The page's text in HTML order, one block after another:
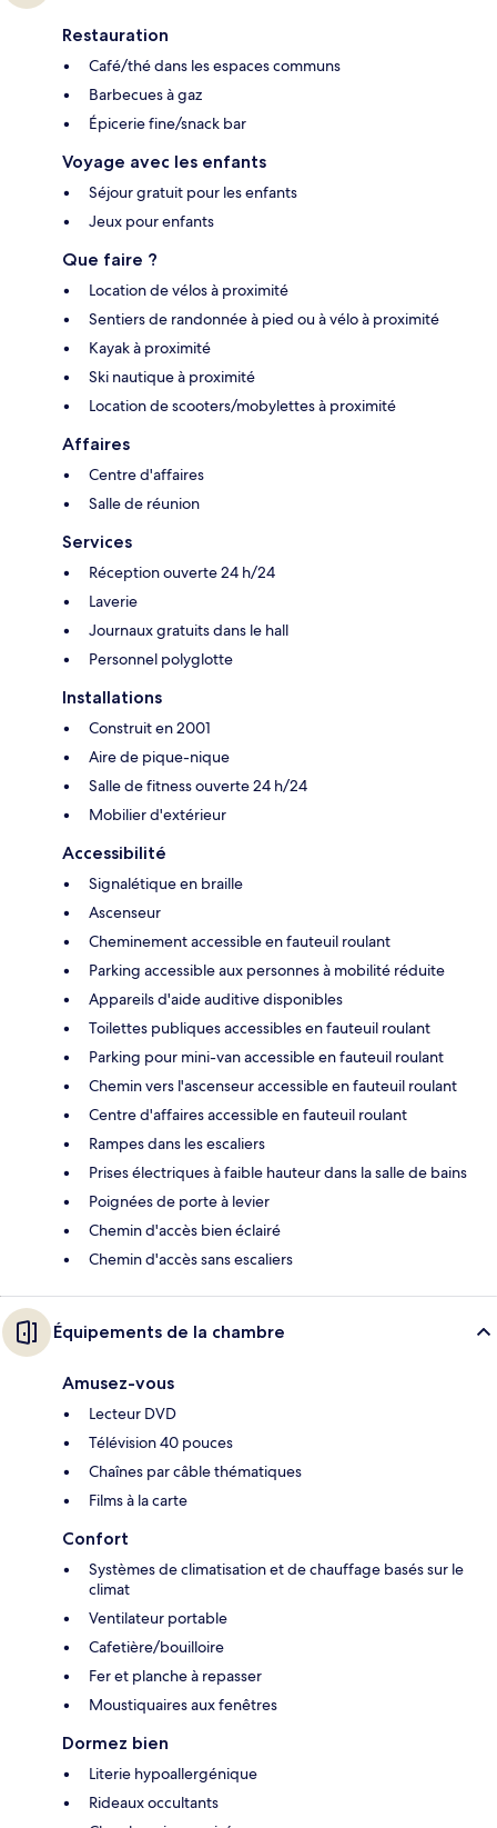
Restauration
Café/thé dans les espaces communs
Barbecues à gaz
Épicerie fine/snack bar
Voyage avec les enfants
Séjour gratuit pour les enfants
Jeux pour enfants
Que faire ?
Location de vélos à proximité
Sentiers de randonnée à pied ou à vélo à proximité
Kayak à proximité
Ski nautique à proximité
Location de scooters/mobylettes à proximité
Affaires
Centre d'affaires
Salle de réunion
Services
Réception ouverte 24 h/24
Laverie
Journaux gratuits dans le hall
Personnel polyglotte
Installations
Construit en 2001
Aire de pique-nique
Salle de fitness ouverte 24 h/24
Mobilier d'extérieur
Accessibilité
Signalétique en braille
Ascenseur
Cheminement accessible en fauteuil roulant
Parking accessible aux personnes à mobilité réduite
Appareils d'aide auditive disponibles
Toilettes publiques accessibles en fauteuil roulant
Parking pour mini-van accessible en fauteuil roulant
Chemin vers l'ascenseur accessible en fauteuil roulant
Centre d'affaires accessible en fauteuil roulant
Rampes dans les escaliers
Prises électriques à faible hauteur dans la salle de bains
Poignées de porte à levier
Chemin d'accès bien éclairé
Chemin d'accès sans escaliers
Équipements de la chambre
Amusez-vous
Lecteur DVD
Télévision 40 pouces
Chaînes par câble thématiques
Films à la carte
Confort
Systèmes de climatisation et de chauffage basés sur le
climat
Ventilateur portable
Cafetière/bouilloire
Fer et planche à repasser
Moustiquaires aux fenêtres
Dormez bien
Literie hypoallergénique
Rideaux occultants